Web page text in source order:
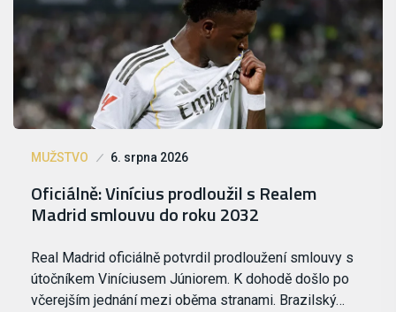
MUŽSTVO 6. srpna 2026
Oficiálně: Vinícius prodloužil s Realem
Madrid smlouvu do roku 2032
Real Madrid oficiálně potvrdil prodloužení smlouvy s
útočníkem Viníciusem Júniorem. K dohodě došlo po
včerejším jednání mezi oběma stranami. Brazilský…